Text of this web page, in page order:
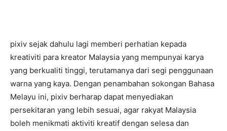
pixiv sejak dahulu lagi memberi perhatian kepada
kreativiti para kreator Malaysia yang mempunyai karya
yang berkualiti tinggi, terutamanya dari segi penggunaan
warna yang kaya. Dengan penambahan sokongan Bahasa
Melayu ini, pixiv berharap dapat menyediakan
persekitaran yang lebih sesuai, agar rakyat Malaysia
boleh menikmati aktiviti kreatif dengan selesa dan